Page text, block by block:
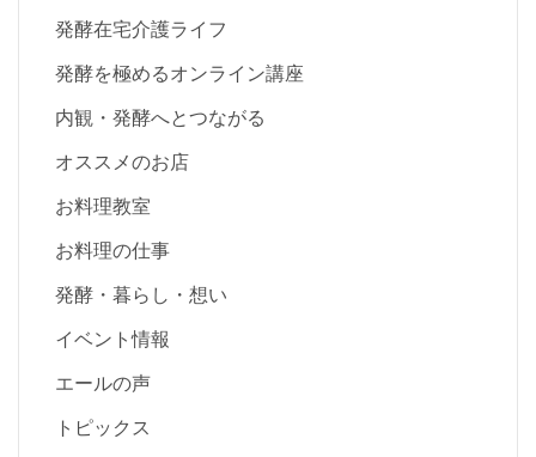
発酵在宅介護ライフ
発酵を極めるオンライン講座
内観・発酵へとつながる
オススメのお店
お料理教室
お料理の仕事
発酵・暮らし・想い
イベント情報
エールの声
トピックス